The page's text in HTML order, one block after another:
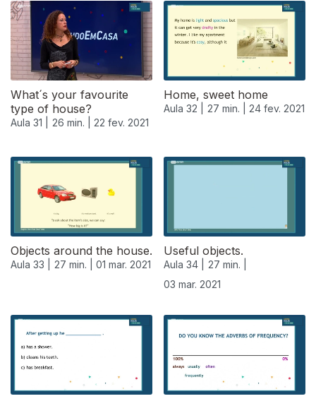
What´s your favourite
type of house?
Aula 31 | 26 min. | 22 fev. 2021
Home, sweet home
Aula 32 | 27 min. | 24 fev. 2021
Objects around the house.
Aula 33 | 27 min. | 01 mar. 2021
Useful objects.
Aula 34 |
27 min. |
03 mar. 2021
529555